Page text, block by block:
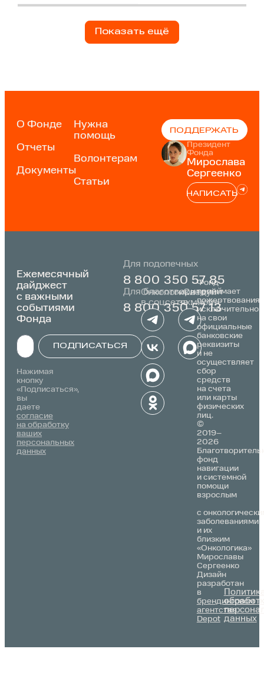
Показать ещё
О Фонде
Отчеты
Документы
Нужна
помощь
Волонтерам
Статьи
ПОДДЕРЖАТЬ
Президент
Фонда
Мирослава
Сергеенко
НАПИСАТЬ
Для подопечных
8 800 350 57 85
Для благотворителей
8 800 350 57 13
Ежемесячный
дайджест
с важными
событиями
Фонда
ПОДПИСАТЬСЯ
Нажимая
кнопку
«Подписаться»,
вы
даете
согласие
на обработку
ваших
персональных
данных
Онкологика
в соцсетях:
«Следуй
за мной»:
Дизайн
разработан
в
брендинговом
агентстве
Depot
©
2019–
2026
фонд
навигации
и системной
помощи
взрослым
с
заболеваниями
и их
близким
«Онкологика»
Мирославы
Сергеенко
Фонд
принимает
пожертвования
исключительно
на свои
официальные
банковские
реквизиты
и не
осуществляет
сбор
средств
на счета
или карты
физических
лиц.
данных